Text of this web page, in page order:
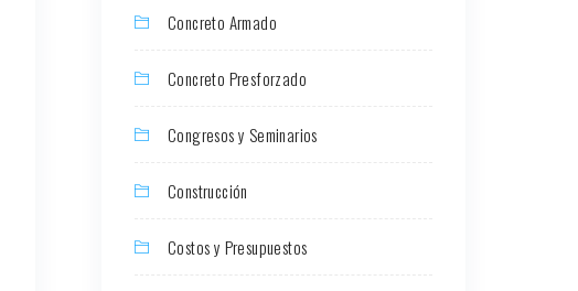
Concreto Armado
Concreto Presforzado
Congresos y Seminarios
Construcción
Costos y Presupuestos